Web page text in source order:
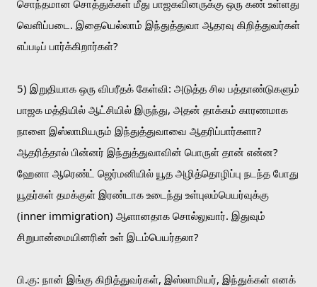
சொந்தமான சொத்துக்கள் மீது பாஜகவினருக்கு ஒரு கண் உள்ளது
வெளிப்படை. இதையெல்லாம் இந்துத்துவா ஆதரவு கிறித்துவர்கள்
எப்படிப் பார்க்கிறார்கள்?
5) இறுதியாக ஒரு விபரீதக் கேள்வி: அடுத்த சில பத்தாண்டுகளும்
பாஜக மத்தியில் ஆட்சியில் இருந்து, அதன் தாக்கம் காரணமாக
நாளை இஸ்லாமியரும் இந்துத்துவாவை ஆதரிப்பார்களா?
ஆதரித்தால் பின்னர் இந்துத்துவாவின் பொருள் தான் என்ன?
ஹேனா ஆரெண்ட் ஜெர்மனியில் யூத அழித்தொழிப்பு நடந்த போது
யூதர்கள் தமக்குள் இரண்டாக உடைந்து உள்புலம்பெயர்வுக்கு
(inner immigration) ஆளானதாக சொல்லுவார். இதுவும்
சிறுபான்மையினரின் உள் இடம்பெயர்தலா?
பி.கு: நான் இங்கு கிறித்துவர்கள், இஸ்லாமியர், இந்துக்கள் எனக்